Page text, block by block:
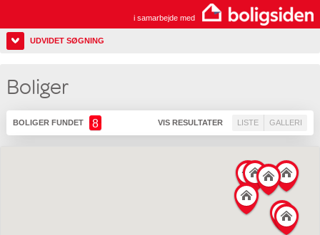
i samarbejde med
UDVIDET SØGNING
Boliger
BOLIGER FUNDET 8 VIS RESULTATER LISTE GALLERI